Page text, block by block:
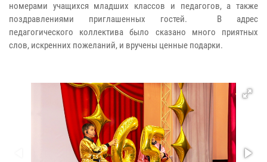
номерами учащихся младших классов и педагогов, а также
поздравлениями приглашенных гостей. В адрес
педагогического коллектива было сказано много приятных
слов, искренних пожеланий, и вручены ценные подарки.